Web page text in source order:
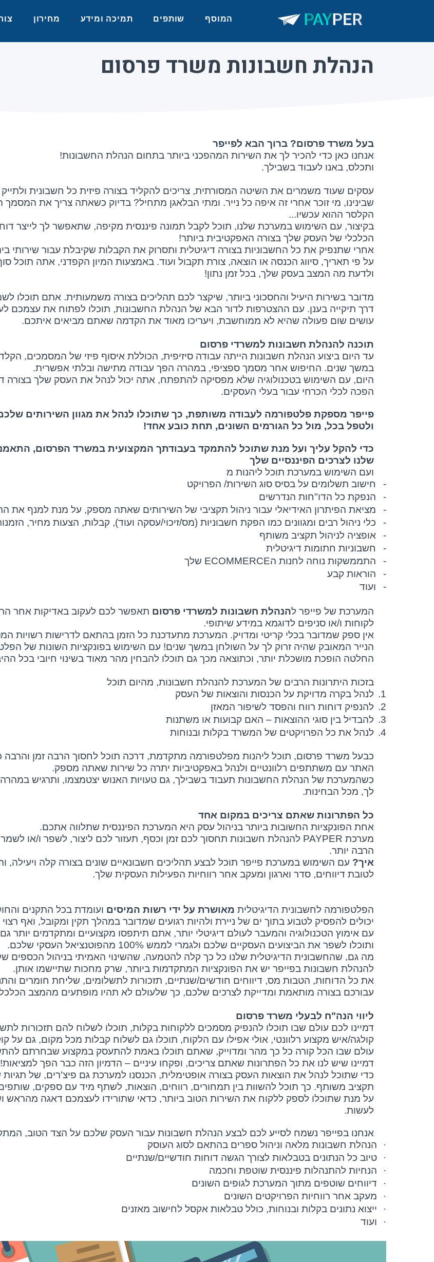
המוסף שותפים תמיכה ומידע מחירון
הנהלת חשבונות משרד פרסום
בעל משרד פרסום? ברוך הבא לפייפר
אנחנו כאן כדי להכיר לך את השירות המהפכני ביותר בתחום הנהלת החשבונות!
ותכלס, באנו לעבוד בשבילך.
עסקים שעוד משמרים את השיטה המסורתית, צריכים להקליד בצורה פיזית כל חשבונית ולתייק
שבינינו, מי זוכר אחרי זה איפה כל נייר. ומתי הבלאגן מתחיל? בדיוק כשאתה צריך את
הקלסר ההוא עכשיו...
בקיצור, עם השימוש במערכת שלנו, תוכל לקבל תמונה פיננסית מקיפה, שתאפשר לך לייצר
הכלכלי של העסק שלך בצורה האפקטיבית ביותר!
אחרי שתנפיק את כל החשבוניות בצורה דיגיטלית ותסרוק את הקבלות שקיבלת עבור שירותי
על פי תאריך, סיווג הכנסה או הוצאה, צורת תקבול ועוד. באמצעות המיון הקפדני, אתה תוכל
ולדעת מה המצב בעסק שלך, בכל זמן נתון!
מדובר בשירות היעיל והחסכוני ביותר, שיקצר לכם תהליכים בצורה משמעותית. אתם תוכלו
דרך תיקייה בענן. עם ההצטרפות לדור הבא של הנהלת החשבונות, תוכלו לפתוח את עצמכם
עושים שום פעולה שהיא לא ממוחשבת, ויעריכו מאוד את הקדמה שאתם מביאים איתכם.
תוכנה להנהלת חשבונות למשרדי פרסום
עד היום ביצוע הנהלת חשבונות הייתה עבודה סיזיפית, הכוללת איסוף פיזי של המסמכים,
במשך שנים. החיפוש אחר מסמך ספציפי, במהרה הפך עבודה מתישה ובלתי אפשרית.
היום, עם השימוש בטכנולוגיה שלא מפסיקה להתפתח, אתה יכול לנהל את העסק שלך בצורה
הפכה לכלי הכרחי עבור בעלי העסקים.
פייפר מספקת פלטפורמה לעבודה משותפת, כך שתוכלו לנהל את מגוון השירותים
ולטפל בכל, מול כל הגורמים השונים, תחת כובע אחד!
כדי להקל עליך ועל מנת שתוכל להתמקד בעבודתך המקצועית במשרד הפרסום,
שלנו לצרכים הפיננסיים שלך
ועם השימוש במערכת תוכל ליהנות מ
-
חישוב תשלומים על בסיס סוג השירות/ הפרויקט
-
הנפקת כל הדו"חות הנדרשים
-
מציאת הפיתרון האידיאלי עבור ניהול תקציבי של השירותים שאתה מספק, על מנת למנף את
-
כלי ניהול רבים ומגוונים כמו הפקת חשבוניות (מס/זיכוי/עסקה ועוד), קבלות, הצעות מחיר,
-
אופציה לניהול תקציב משותף
-
חשבוניות חתומות דיגיטלית
-
התממשקות נוחה לחנות הECOMMERCE שלך
-
הוראות קבע
-
ועוד
המערכת של פייפר להנהלת חשבונות למשרדי פרסום תאפשר לכם לעקוב באדיקות אחר
לקוחות ו/או סניפים לדוגמא במידע שיתופי.
אין ספק שמדובר בכלי קריטי ומדויק. המערכת מתעדכנת כל הזמן בהתאם לדרישות רשויות
הנייר המאובק שהיה זרוק לך על השולחן במשך שנים! עם השימוש בפונקציות השונות של
החלטה הופכת מושכלת יותר, וכתוצאה מכך גם תוכלו להבחין מהר מאוד בשינוי חיובי בכל
בזכות היתרונות הרבים של המערכת להנהלת חשבונות, מהיום תוכל
1.
לנהל בקרה מדויקת על הכנסות והוצאות של העסק
2.
להנפיק דוחות רווח והפסד לשיפור המאזן
3.
להבדיל בין סוגי ההוצאות – האם קבועות או משתנות
4.
לנהל את כל הפרויקטים של המשרד בקלות ובנוחות
כבעל משרד פרסום, תוכל ליהנות מפלטפורמה מתקדמת, דרכה תוכל לחסוך הרבה זמן
האתר עם משתתפים רלוונטיים ולנהל באפקטיביות יתרה כל שירות שאתה מספק.
כשהמערכת של הנהלת החשבונות תעבוד בשבילך, גם טעויות האנוש יצטמצמו, ותרגיש
לך, מכל הבחינות.
כל הפתרונות שאתם צריכים במקום אחד
אחת הפונקציות החשובות ביותר בניהול עסק היא המערכת הפיננסית שתלווה אתכם.
מערכת PAYPER להנהלת חשבונות תחסוך לכם זמן וכסף, תעזור לכם ליצור, לשפר ו/או
הרבה יותר.
איך? עם השימוש במערכת פייפר תוכל לבצע תהליכים חשבונאיים שונים בצורה קלה ויעילה,
לטובת דיווחים, סדר וארגון ומעקב אחר רווחיות הפעילות העסקית שלך.
הפלטפורמה לחשבונית הדיגיטלית מאושרת על ידי רשות המיסים ועומדת בכל התקנים
יכולים להפסיק לטבוע בתוך ים של ניירת ולהיות רגועים שמדובר במהלך תקין ומקובל, ואף
עם אימוץ הטכנולוגיה והמעבר לעולם דיגיטלי יותר, אתם תיתפסו מקצועיים ומתקדמים יותר
ותוכלו לשפר את הביצועים העסקיים שלכם ולגמרי לממש 100% מהפוטנציאל העסקי שלכם.
מה גם, שהחשבונית הדיגיטלית שלנו כל כך קלה להטמעה, שהשינוי האמיתי בניהול הכספים
להנהלת חשבונות בפייפר יש את הפונקציות המתקדמות ביותר, שרק מחכות שתיישמו אותן.
את כל הדוחות, הטבות מס, דיווחים חודשים/שנתיים, תזכורות לתשלומים, שליחת חומרים
עבורכם בצורה מותאמת ומדייקת לצרכים שלכם, כך שלעולם לא תהיו מופתעים מהמצב
ליווי הנה"ח לבעלי משרד פרסום
דמיינו לכם עולם שבו תוכלו להנפיק מסמכים ללקוחות בקלות, תוכלו לשלוח להם תזכורות
קולגה/איש מקצוע רלוונטי, אולי אפילו עם הלקוח, תוכלו גם לשלוח קבלות מכל מקום, גם על
עולם שבו הכל קורה כל כך מהר ומדוייק, שאתם תוכלו באמת להתעסק במקצוע שבחרתם
דמיינו שיש לנו את כל הפתרונות שאתם צריכים, ופקחו עיניים – הדמיון הזה כבר הפך למציאות!
כדי שתוכל לנהל את הוצאות העסק בצורה אופטימלית, הכנסנו למערכת גם פיצ'רים, של תגיות
תקציב משותף. כך תוכל להשוות בין תמחורים, רווחים, הוצאות, לשתף מיד עם ספקים, שותפים
על מנת שתוכלו לספק ללקוח את השירות הטוב ביותר, כדאי שתורידו לעצמכם דאגה מהראש
לעשות.
אנחנו בפייפר נשמח לסייע לכם לבצע הנהלת חשבונות עבור העסק שלכם על הצד הטוב,
·
הנהלת חשבונות מלאה וניהול ספרים בהתאם לסוג העוסק
·
טיוב כל הנתונים בטבלאות לצורך הגשה דוחות חודשיים/שנתיים
·
הנחיות להתנהלות פיננסית שוטפת וחכמה
·
דיווחים שוטפים מתוך המערכת לגופים השונים
·
מעקב אחר רווחיות הפרויקטים השונים
·
ייצוא נתונים בקלות ובנוחות, כולל טבלאות אקסל לחישוב מאזנים
·
ועוד